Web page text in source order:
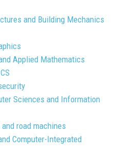
and Building Mechanics
Applied Mathematics
Sciences and Information
road machines
Computer-Integrated